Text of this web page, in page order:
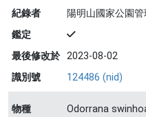
紀錄者
陽明山國家公園管
鑑定
最後修改於 2023-08-02
識別號
124486 (nid)
物種
Odorrana